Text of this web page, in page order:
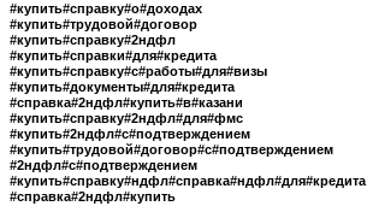
#купить#справку#о#доходах
#купить#трудовой#договор
#купить#справку#2ндфл
#купить#справки#для#кредита
#купить#справку#с#работы#для#визы
#купить#документы#для#кредита
#справка#2ндфл#купить#в#казани
#купить#справку#2ндфл#для#фмс
#купить#2ндфл#с#подтверждением
#купить#трудовой#договор#с#подтверждением
#2ндфл#с#подтверждением
#купить#справку#ндфл#справка#ндфл#для#кредита
#справка#2ндфл#купить